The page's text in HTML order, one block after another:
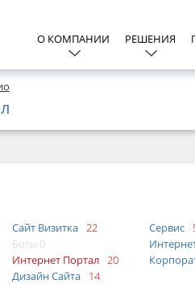
О КОМПАНИИ РЕШЕНИЯ
Сайт Визитка 22 Сервис
Боты 0
Интернет Портал 20
Дизайн Сайта 14